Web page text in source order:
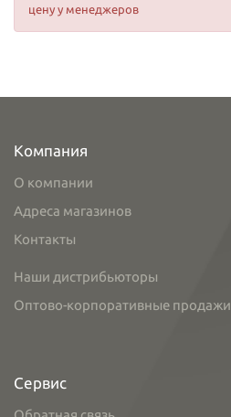
цену у менеджеров
Компания
О компании
Адреса магазинов
Контакты
Наши дистрибьюторы
Оптово-корпоративные продажи
Сервис